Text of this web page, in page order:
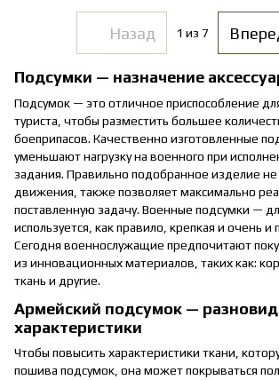
Подсумки — назначение
Подсумок — это отличное приспособление
туриста, чтобы разместить большее
боеприпасов. Качественно изготовленные
уменьшают нагрузку на военного при
задания. Правильно подобранное изделие
движения, также позволяет максимально
поставленную задачу. Военные подсумки —
используется, как правило, крепкая и очень и
Сегодня военнослужащие предпочитают
из инновационных материалов, таких как:
ткань и другие.
Армейский подсумок —
характеристики
Чтобы повысить характеристики ткани,
пошива подсумок, она может покрываться
Назад 1 из 7